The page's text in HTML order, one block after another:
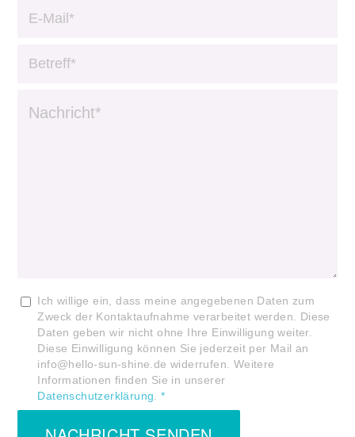
Ich willige ein, dass meine angegebenen Daten zum
Zweck der Kontaktaufnahme verarbeitet werden. Diese
Daten geben wir nicht ohne Ihre Einwilligung weiter.
Diese Einwilligung können Sie jederzeit per Mail an
info@hello-sun-shine.de widerrufen. Weitere
Informationen finden Sie in unserer
Datenschutzerklärung .*